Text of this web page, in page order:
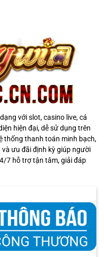
với slot, casino live, cá
hiện đại, dễ sử dụng trên
thống thanh toán minh bạch,
ưu đãi định kỳ giúp người
7 hỗ trợ tận tâm, giải đáp